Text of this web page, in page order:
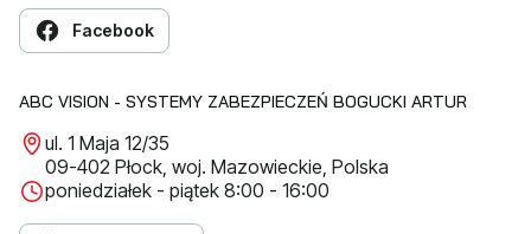
Facebook
ABC VISION - SYSTEMY ZABEZPIECZEŃ BOGUCKI ARTUR
ul. 1 Maja 12/35
09-402 Płock, woj. Mazowieckie, Polska
poniedziałek - piątek 8:00 - 16:00